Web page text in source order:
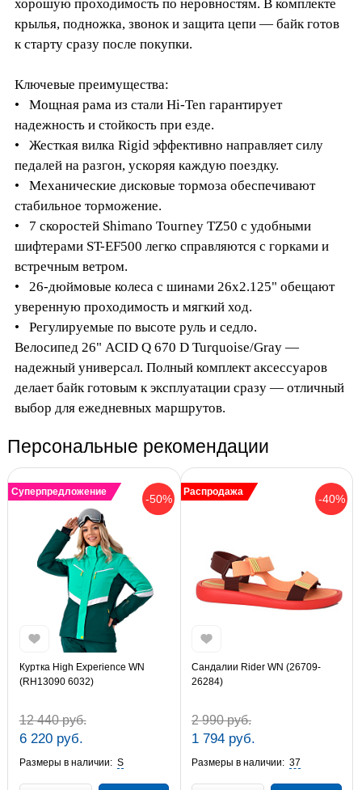
хорошую проходимость по неровностям. В комплекте
крылья, подножка, звонок и защита цепи — байк готов
к старту сразу после покупки.
Ключевые преимущества:
• Мощная рама из стали Hi-Ten гарантирует
надежность и стойкость при езде.
• Жесткая вилка Rigid эффективно направляет силу
педалей на разгон, ускоряя каждую поездку.
• Механические дисковые тормоза обеспечивают
стабильное торможение.
• 7 скоростей Shimano Tourney TZ50 с удобными
шифтерами ST-EF500 легко справляются с горками и
встречным ветром.
• 26-дюймовые колеса с шинами 26x2.125" обещают
уверенную проходимость и мягкий ход.
• Регулируемые по высоте руль и седло.
Велосипед 26" ACID Q 670 D Turquoise/Gray —
надежный универсал. Полный комплект аксессуаров
делает байк готовым к эксплуатации сразу — отличный
выбор для ежедневных маршрутов.
Персональные рекомендации
-50%
Суперпредложение
Куртка High Experience WN
(RH13090 6032)
12 440 руб.
6 220 руб.
Размеры в наличии: S
-40%
Распродажа
Сандалии Rider WN (26709-
26284)
2 990 руб.
1 794 руб.
Размеры в наличии: 37